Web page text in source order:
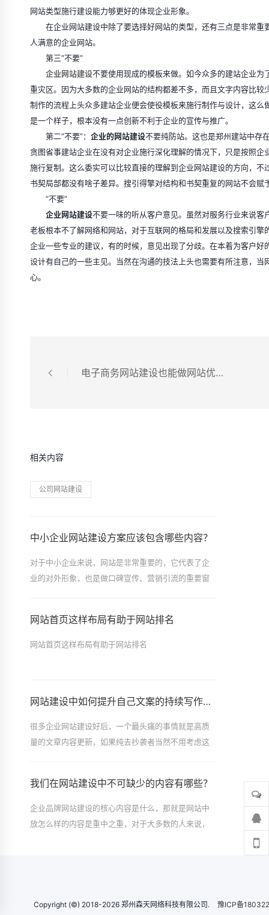
网站类型施行建设能力够更好的体现企业形象。
在企业网站建设中除了要选择好网站的类型，还有三点是非常重
人满意的企业网站。
第三“不要”
企业网站建设不要使用现成的模板来做。如今众多的建站企业
重灾区。因为大多数的企业网站的结构都差不多，而且文字内容比
制作的流程上头众多建站企业便会使役模板来施行制作与设计，这
是一个样子，根本没有一点创新不利于企业的宣传与推广。
第二“不要”： 企业的网站建设不要纯防站。这也是郑州建站中存
贪图省事建站企业在没有对企业施行深化理解的情况下，只是按照
施行复制。这么委实可以比较直接的理解到企业网站建设的方向，
书契局部都没有啥子差异。搜引得擎对结构和书契重复的网站不会赋
“不要”
企业网站建设不要一味的听从客户意见。虽然对服务行业来说
老板根本不了解网络和网站，对于互联网的格局和发展以及搜索引
企业一些专业的建议，有的时候，意见出现了分歧。在本着为客户
设计有自己的一些主见。当然在沟通的技法上头也需要有所注意，
心。
电子商务网站建设也能做网站优化吗
相关内容
公司网站建设
中小企业网站建设方案应该包含哪些内容？
对于中小企业来说，网站是非常重要的，它代表了企
业的对外形象，也是做口碑宣传、营销引流的重要窗
网站首页这样布局有助于网站排名
网站首页这样布局有助于网站排名
网站建设中如何提升自己文案的持续写作能力
很多企业网站建设好后，一个最头痛的事情就是高质
量的文章内容更新，如果纯去抄袭者当然不用考虑这
我们在网站建设中不可缺少的内容有哪些？
企业品牌网站建设的核心内容是什么，那就是网站中
放怎么样的内容是重中之重，对于大多数的人来说，
Copyright (©) 2018-2026 郑州森天网络科技有限公司. 豫ICP备